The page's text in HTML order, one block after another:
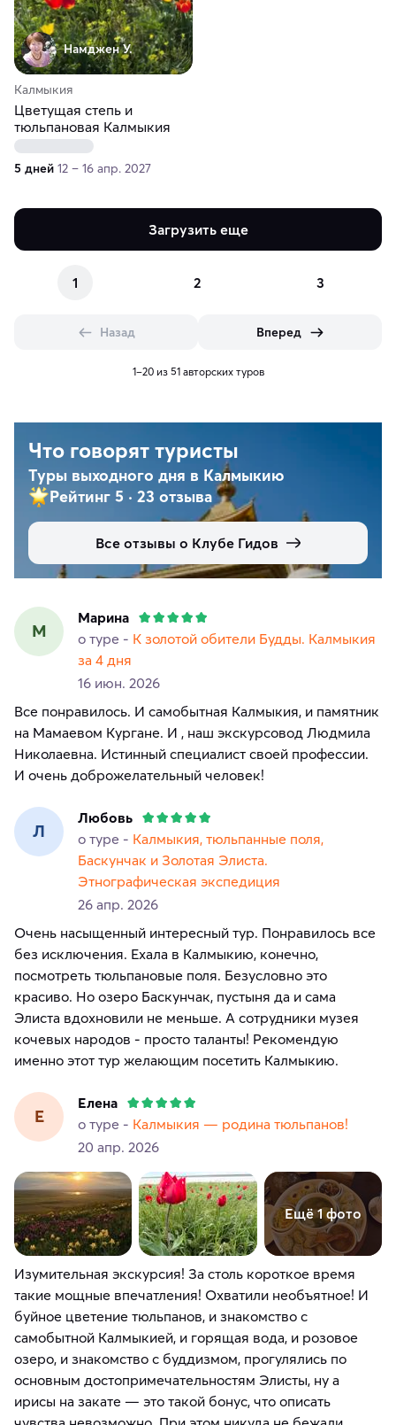
Намджен У.
Калмыкия
Цветущая степь и
тюльпановая Калмыкия
5 дней 12 – 16 апр. 2027
Загрузить еще
1 2 3
Назад Вперед
1–20 из 51 авторских туров
Что говорят туристы
Туры выходного дня в Калмыкию
Рейтинг 5 · 23 отзыва
Все отзывы о Клубе Гидов
М
Марина
о туре - К золотой обители Будды. Калмыкия
за 4 дня
16 июн. 2026
Все понравилось. И самобытная Калмыкия, и памятник
на Мамаевом Кургане. И , наш экскурсовод Людмила
Николаевна. Истинный специалист своей профессии.
И очень доброжелательный человек!
Л
Любовь
о туре - Калмыкия, тюльпанные поля,
Баскунчак и Золотая Элиста.
Этнографическая экспедиция
26 апр. 2026
Очень насыщенный интересный тур. Понравилось все
без исключения. Ехала в Калмыкию, конечно,
посмотреть тюльпановые поля. Безусловно это
красиво. Но озеро Баскунчак, пустыня да и сама
Элиста вдохновили не меньше. А сотрудники музея
кочевых народов - просто таланты! Рекомендую
Е
Елена
о туре - Калмыкия — родина тюльпанов!
20 апр. 2026
Ещё 1 фото
Изумительная экскурсия! За столь короткое время
такие мощные впечатления! Охватили необъятное! И
буйное цветение тюльпанов, и знакомство с
самобытной Калмыкией, и горящая вода, и розовое
озеро, и знакомство с буддизмом, прогулялись по
основным достопримечательностям Элисты, ну а
ирисы на закате — это такой бонус, что описать